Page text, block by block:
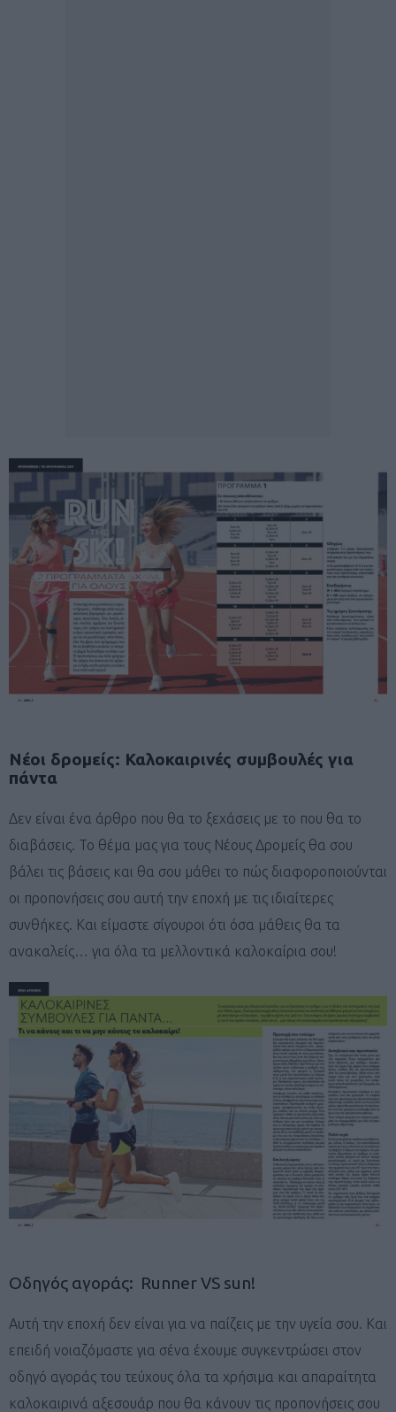
Νέοι δρομείς: Καλοκαιρινές συμβουλές για
πάντα
Δεν είναι ένα άρθρο που θα το ξεχάσεις με το που θα το
διαβάσεις. Το θέμα μας για τους Νέους Δρομείς θα σου
βάλει τις βάσεις και θα σου μάθει το πώς διαφοροποιούνται
οι προπονήσεις σου αυτή την εποχή με τις ιδιαίτερες
συνθήκες. Και είμαστε σίγουροι ότι όσα μάθεις θα τα
ανακαλείς… για όλα τα μελλοντικά καλοκαίρια σου!
Οδηγός αγοράς: Runner VS sun!
Αυτή την εποχή δεν είναι για να παίζεις με την υγεία σου. Και
επειδή νοιαζόμαστε για σένα έχουμε συγκεντρώσει στον
οδηγό αγοράς του τεύχους όλα τα χρήσιμα και απαραίτητα
καλοκαιρινά αξεσουάρ που θα κάνουν τις προπονήσεις σου